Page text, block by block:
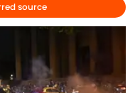
source